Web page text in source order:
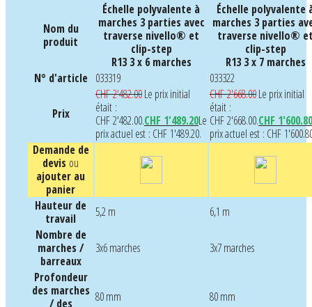
Nom du
produit
Échelle polyvalente à
marches 3 parties avec
traverse nivello® et
clip-step
R13 3 x 6 marches
Échelle polyvalente
marches 3 parties
traverse nivello®
clip-step
R13 3 x 7 marches
N° d'article 033319 033322
Prix
CHF2'482.00Le prix initial
était :
CHF 2'482.00.CHF 1'489.20Le
prix actuel est : CHF 1'489.20.
CHF2'668.00Le prix initial
était :
CHF 2'668.00.CHF 1'600.80
prix actuel est : CHF
Demande de
devis ou
ajouter au
panier
Hauteur de
travail
5,2 m
6,1 m
Nombre de
marches /
barreaux
3x6 marches
3x7 marches
Profondeur
des marches
/ des
80 mm 80 mm